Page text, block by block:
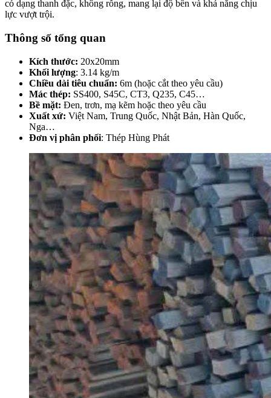
có dạng thanh đặc, không rỗng, mang lại độ bền và khả năng chịu
lực vượt trội.
Thông số tổng quan
Kích thước: 20x20mm
Khối lượng: 3.14 kg/m
Chiều dài tiêu chuẩn: 6m (hoặc cắt theo yêu cầu)
Mác thép: SS400, S45C, CT3, Q235, C45…
Bề mặt: Đen, trơn, mạ kẽm hoặc theo yêu cầu
Xuất xứ: Việt Nam, Trung Quốc, Nhật Bản, Hàn Quốc,
Nga…
Đơn vị phân phối: Thép Hùng Phát